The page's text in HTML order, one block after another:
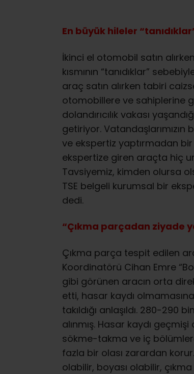
En büyük hileler
İkinci el otomobil satın
kısmının “tanıdıklar”
araç satın alırken tabiri
otomobillere ve sahiplerine
dolandırıcılık vakası
getiriyor.
ve ekspertiz yaptırmadan bir
ekspertize giren araçta hiç
Tavsiyemiz, kimden olursa
TSE belgeli kurumsal bir
dedi.
“Çıkma parçadan ziyade
Çıkma parça tespit edilen
Koordinatörü Cihan Emre
gibi görünen aracın orta
etti, hasar kaydı
takıldığı anlaşıldı. 280-290
alınmış. Hasar kaydı
sökme-takma ve iç
fazla bir olası zarardan
olabilir, boyası olabilir,